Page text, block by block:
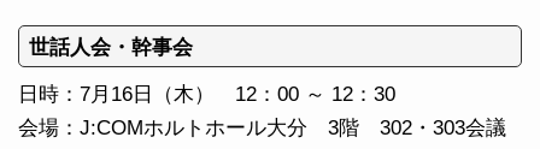
世話人会・幹事会
日時：7月16日（木） 12：00 ～ 12：30
会場：J:COMホルトホール大分 3階 302・303会議